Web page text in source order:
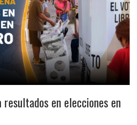
en elecciones en